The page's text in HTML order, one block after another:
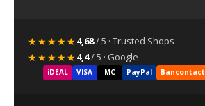
★★★★★4,68/ 5 · Trusted Shops
★★★★★4,4/ 5 · Google
iDEAL VISA MC PayPal Bancontact